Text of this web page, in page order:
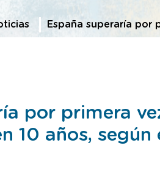
España superaría por
por primera
10 años, según